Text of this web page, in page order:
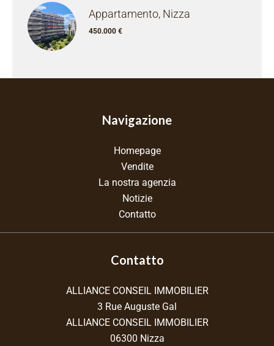
Appartamento, Nizza
450.000 €
Navigazione
Homepage
Vendite
La nostra agenzia
Notizie
Contatto
Contatto
ALLIANCE CONSEIL IMMOBILIER
3 Rue Auguste Gal
ALLIANCE CONSEIL IMMOBILIER
06300 Nizza